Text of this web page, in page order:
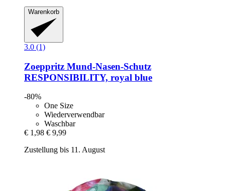
Warenkorb
3.0 (1)
Zoeppritz Mund-​Nasen-​Schutz
RESPONSIBILITY, royal blue
-80%
One Size
Wiederverwendbar
Waschbar
€ 1,98 € 9,99
Zustellung bis 11. August